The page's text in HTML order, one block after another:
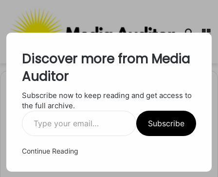
Search
मनोरंजन
ताज के पीछे का ज़हर, क्यों लौटाया
Discover more from Media
Auditor
Subscribe now to keep reading and get access to
the full archive.
Type
your
email…
Subscribe
Continue Reading